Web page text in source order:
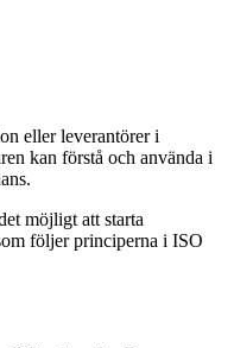
eller leverantörer i
kan förstå och använda i
möjligt att starta
följer principerna i ISO